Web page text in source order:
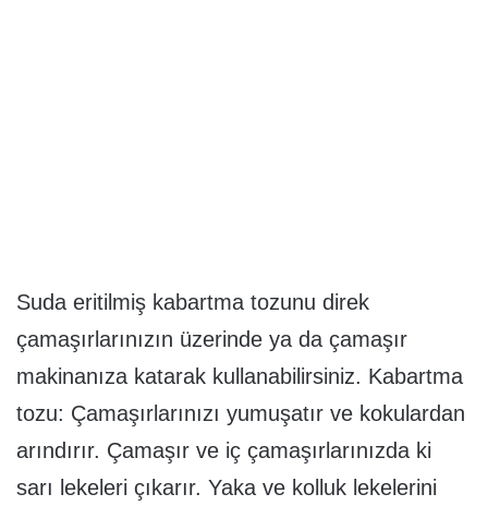
Suda eritilmiş kabartma tozunu direk
çamaşırlarınızın üzerinde ya da çamaşır
makinanıza katarak kullanabilirsiniz. Kabartma
tozu: Çamaşırlarınızı yumuşatır ve kokulardan
arındırır. Çamaşır ve iç çamaşırlarınızda ki
sarı lekeleri çıkarır. Yaka ve kolluk lekelerini